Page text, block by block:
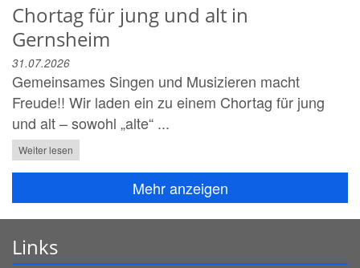
Chortag für jung und alt in
Gernsheim
31.07.2026
Gemeinsames Singen und Musizieren macht
Freude!! Wir laden ein zu einem Chortag für jung
und alt – sowohl „alte“ ...
Weiter lesen
Mehr anzeigen
Links